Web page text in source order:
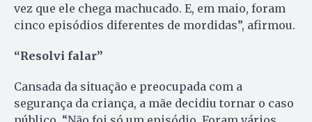
vez que ele chega machucado. E, em maio, foram
cinco episódios diferentes de mordidas”, afirmou.
“Resolvi falar”
Cansada da situação e preocupada com a
segurança da criança, a mãe decidiu tornar o caso